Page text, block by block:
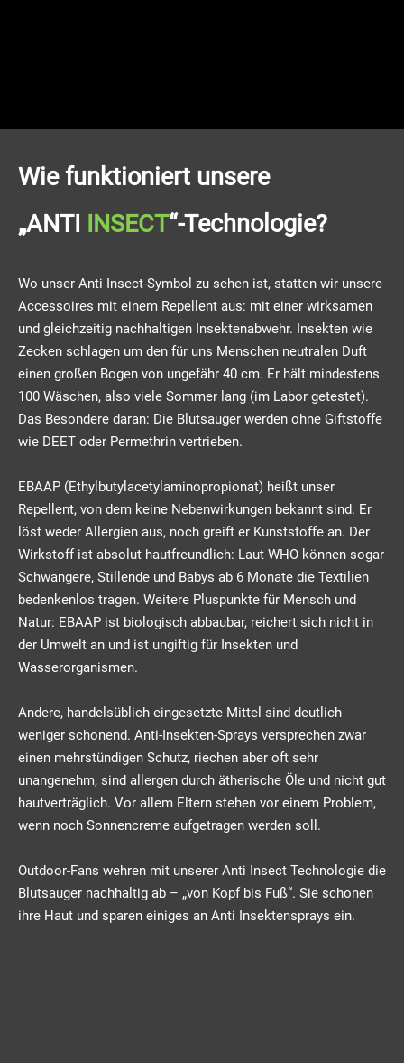
Wie funktioniert unsere
„ANTI INSECT“-Technologie?
Wo unser Anti Insect-Symbol zu sehen ist, statten wir unsere
Accessoires mit einem Repellent aus: mit einer wirksamen
und gleichzeitig nachhaltigen Insektenabwehr. Insekten wie
Zecken schlagen um den für uns Menschen neutralen Duft
einen großen Bogen von ungefähr 40 cm. Er hält mindestens
100 Wäschen, also viele Sommer lang (im Labor getestet).
Das Besondere daran: Die Blutsauger werden ohne Giftstoffe
wie DEET oder Permethrin vertrieben.
EBAAP (Ethylbutylacetylaminopropionat) heißt unser
Repellent, von dem keine Nebenwirkungen bekannt sind. Er
löst weder Allergien aus, noch greift er Kunststoffe an. Der
Wirkstoff ist absolut hautfreundlich: Laut WHO können sogar
Schwangere, Stillende und Babys ab 6 Monate die Textilien
bedenkenlos tragen. Weitere Pluspunkte für Mensch und
Natur: EBAAP ist biologisch abbaubar, reichert sich nicht in
der Umwelt an und ist ungiftig für Insekten und
Wasserorganismen.
Andere, handelsüblich eingesetzte Mittel sind deutlich
weniger schonend. Anti-Insekten-Sprays versprechen zwar
einen mehrstündigen Schutz, riechen aber oft sehr
unangenehm, sind allergen durch ätherische Öle und nicht gut
hautverträglich. Vor allem Eltern stehen vor einem Problem,
wenn noch Sonnencreme aufgetragen werden soll.
Outdoor-Fans wehren mit unserer Anti Insect Technologie die
Blutsauger nachhaltig ab – „von Kopf bis Fuß“. Sie schonen
ihre Haut und sparen einiges an Anti Insektensprays ein.